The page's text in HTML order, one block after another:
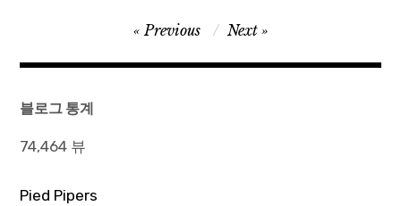
탐
Previous Next
블로그 통계
74,464 뷰
Pied Pipers